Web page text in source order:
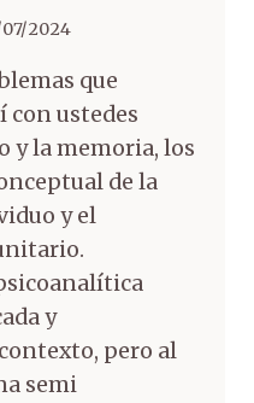
07/2024
que
con ustedes
y la memoria, los
de la
y el
y
pero al
semi